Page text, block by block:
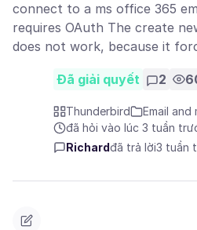
connect to a ms office 365
requires OAuth The create
does not work, because it
Đã giải quyết 2
Thunderbird
Email and
đã hỏi vào lúc 3 tuần
Richardđã trả lời3 tuần